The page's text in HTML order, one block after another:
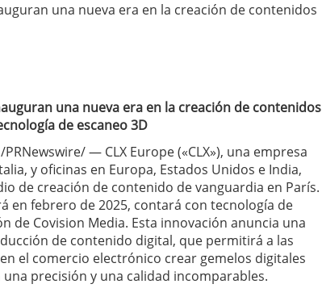
una nueva era en la creación de contenidos
una nueva era en la creación de contenidos
de escaneo 3D
— CLX Europe («CLX»), una empresa
y oficinas en Europa, Estados Unidos e India,
de creación de contenido de vanguardia en París.
en febrero de 2025, contará con tecnología de
de Covision Media. Esta innovación anuncia una
de contenido digital, que permitirá a las
el comercio electrónico crear gemelos digitales
precisión y una calidad incomparables.